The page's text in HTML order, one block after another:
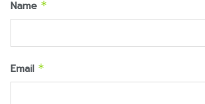
Name *
Email *